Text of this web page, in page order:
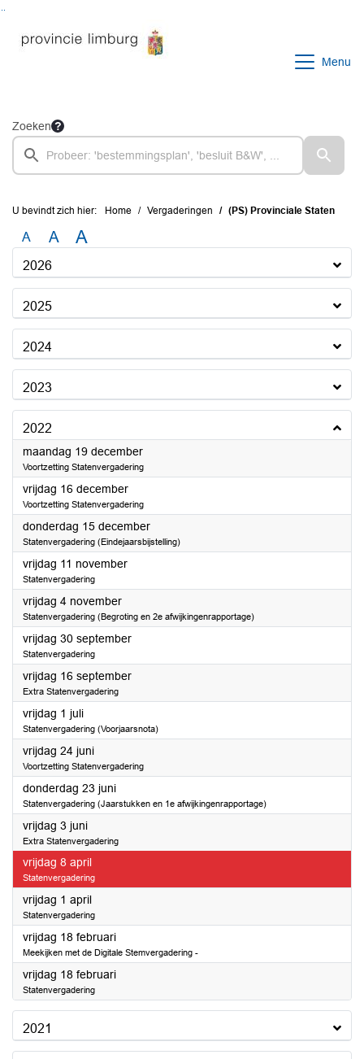
Menu
Zoeken
U bevindt zich hier: Home Vergaderingen (PS) Provinciale Staten
A A A
2026
2025
2024
2023
2022
maandag 19 december2022
Voortzetting Statenvergadering
vrijdag 16 december2022
Voortzetting Statenvergadering
donderdag 15 december2022
Statenvergadering (Eindejaarsbijstelling)
vrijdag 11 november2022
Statenvergadering
vrijdag 4 november2022
Statenvergadering (Begroting en 2e afwijkingenrapportage)
vrijdag 30 september2022
Statenvergadering
vrijdag 16 september2022
Extra Statenvergadering
vrijdag 1 juli2022
Statenvergadering (Voorjaarsnota)
vrijdag 24 juni2022
Voortzetting Statenvergadering
donderdag 23 juni2022
Statenvergadering (Jaarstukken en 1e afwijkingenrapportage)
vrijdag 3 juni2022
Extra Statenvergadering
vrijdag 8 april2022
Statenvergadering
vrijdag 1 april2022
Statenvergadering
vrijdag 18 februari2022
Meekijken met de Digitale Stemvergadering -
vrijdag 18 februari2022
Statenvergadering
2021